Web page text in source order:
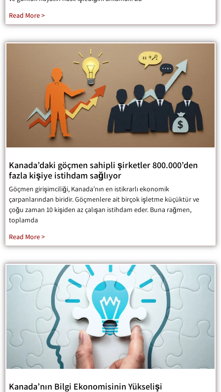
Read More >
Kanada’daki göçmen sahipli şirketler 800.000’den
fazla kişiye istihdam sağlıyor
Göçmen girişimciliği, Kanada’nın en istikrarlı ekonomik
çarpanlarından biridir. Göçmenlere ait birçok işletme küçüktür ve
çoğu zaman 10 kişiden az çalışan istihdam eder. Buna rağmen,
toplamda
Read More >
Kanada’nın Bilgi Ekonomisinin Yükselişi